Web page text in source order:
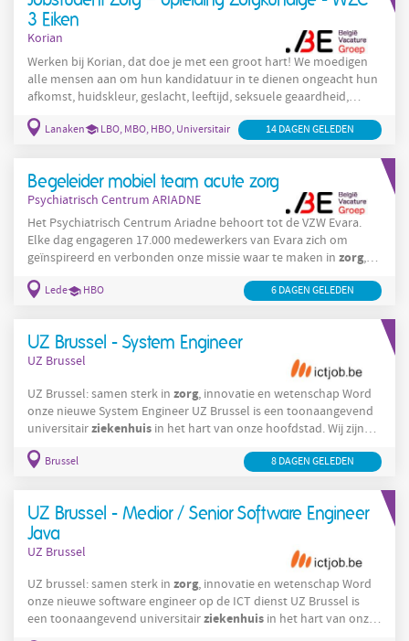
3 Eiken
Korian
Werken bij Korian, dat doe je met een groot hart! We moedigen
alle mensen aan om hun kandidatuur in te dienen ongeacht hun
afkomst, huidskleur, geslacht, leeftijd, seksuele geaardheid,
accommodatie nodig heeft, wat jouw handicap ook is, voor de
grootste zorgaanbieders in België in de
Lanaken LBO, MBO, HBO, Universitair 14 DAGEN GELEDEN
Begeleider mobiel team acute zorg
Psychiatrisch Centrum ARIADNE
Het Psychiatrisch Centrum Ariadne behoort tot de VZW Evara.
Elke dag engageren 17.000 medewerkers van Evara zich om
geïnspireerd en verbonden onze missie waar te maken in zorg,
Ariadne is partner in het netwerk voor geestelijke
volgende openstaande vacature voor een: Begeleider Mobiel
Team
Lede HBO 6 DAGEN GELEDEN
UZ Brussel - System Engineer
UZ Brussel
UZ Brussel: samen sterk in zorg, innovatie en wetenschap Word
onze nieuwe System Engineer UZ Brussel is een toonaangevend
universitairziekenhuis in het hart van onze hoofdstad. Wij zijn
een warm en vooruitstrevend
onderzoek en patiëntgerichte
hand in hand gaan. Elke dag
Brussel 8 DAGEN GELEDEN
UZ Brussel - Medior / Senior Software Engineer
Java
UZ Brussel
UZ brussel: samen sterk in zorg, innovatie en wetenschap Word
onze nieuwe software engineer op de ICT dienst UZ Brussel is
een toonaangevend universitairziekenhuis in het hart van onze
hoofdstad. Wij zijn een warm en vooruitstrevend